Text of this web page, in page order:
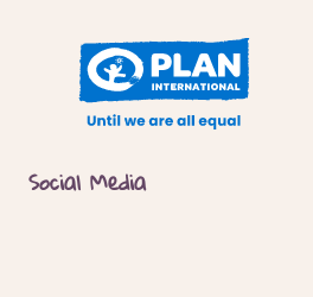
Social Media